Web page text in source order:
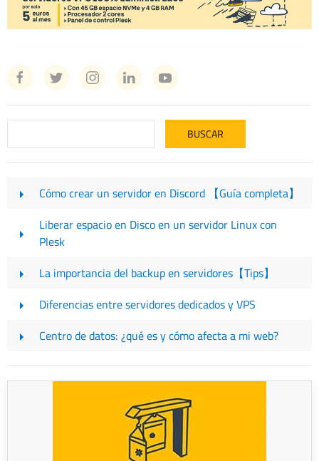
Cómo crear un servidor en Discord 【Guía completa】
Liberar espacio en Disco en un servidor Linux con
Plesk
La importancia del backup en servidores【Tips】
Diferencias entre servidores dedicados y VPS
Centro de datos: ¿qué es y cómo afecta a mi web?